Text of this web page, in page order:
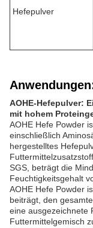
Hefepulver
AOHE-Hefepulver:
mit hohem
AOHE Hefe Powder
einschließlich
hergestelltes
SGS, beträgt die
Feuchtigkeitsgehalt
AOHE Hefe Powder
beiträgt, den
eine ausgezeichnete
Futtermittelgemisch